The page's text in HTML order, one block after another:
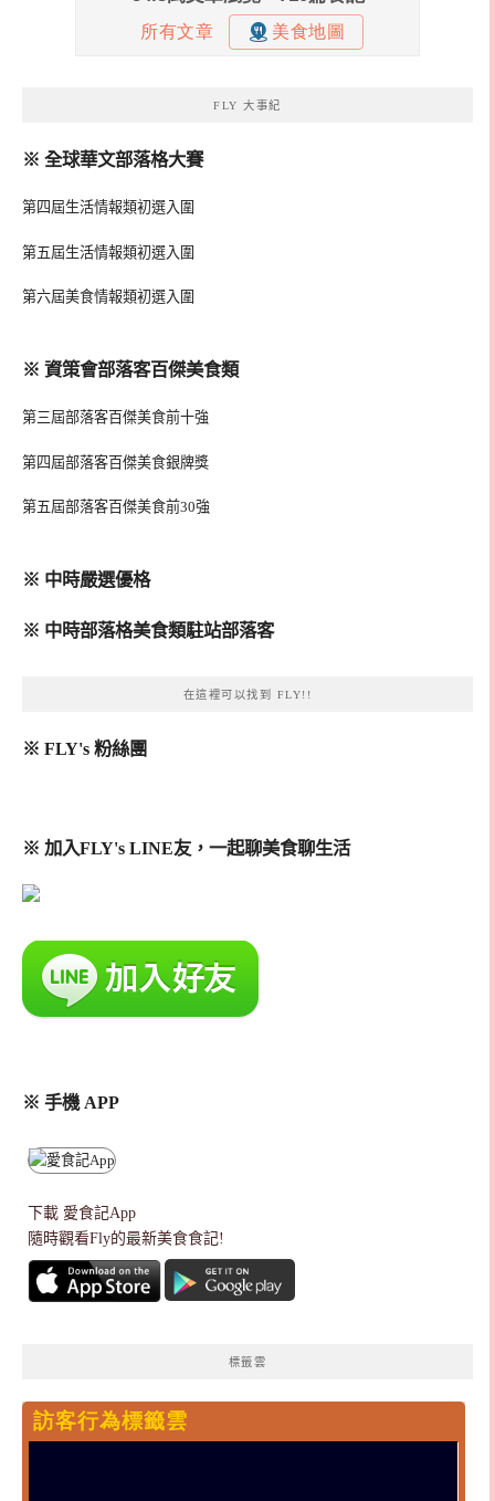
FLY 大事紀
※ 全球華文部落格大賽
第四屆生活情報類初選入圍
第五屆生活情報類初選入圍
第六屆美食情報類初選入圍
※ 資策會部落客百傑美食類
第三屆部落客百傑美食前十強
第四屆部落客百傑美食銀牌獎
第五屆部落客百傑美食前30強
※ 中時嚴選優格
※ 中時部落格美食類駐站部落客
在這裡可以找到 FLY!!
※ FLY's 粉絲團
※ 加入FLY's LINE友，一起聊美食聊生活
※ 手機 APP
下載 愛食記App
隨時觀看Fly的最新美食食記!
標籤雲